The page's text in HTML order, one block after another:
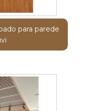
para parede